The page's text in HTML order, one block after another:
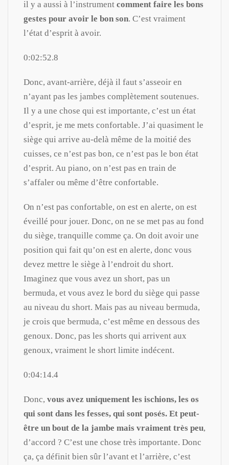
il y a aussi à l’instrument comment faire les bons
gestes pour avoir le bon son. C’est vraiment
l’état d’esprit à avoir.
0:02:52.8
Donc, avant-arrière, déjà il faut s’asseoir en
n’ayant pas les jambes complètement soutenues.
Il y a une chose qui est importante, c’est un état
d’esprit, je me mets confortable. J’ai quasiment le
siège qui arrive au-delà même de la moitié des
cuisses, ce n’est pas bon, ce n’est pas le bon état
d’esprit. Au piano, on n’est pas en train de
s’affaler ou même d’être confortable.
On n’est pas confortable, on est en alerte, on est
éveillé pour jouer. Donc, on ne se met pas au fond
du siège, tranquille comme ça. On doit avoir une
position qui fait qu’on est en alerte, donc vous
devez mettre le siège à l’endroit du short.
Imaginez que vous avez un short, pas un
bermuda, et vous avez le bord du siège qui passe
au niveau du short. Mais pas au niveau bermuda,
je crois que bermuda, c’est même en dessous des
genoux. Donc, pas les shorts qui arrivent aux
genoux, vraiment le short limite indécent.
0:04:14.4
Donc, vous avez uniquement les ischions, les os
qui sont dans les fesses, qui sont posés. Et peut-
être un bout de la jambe mais vraiment très peu,
d’accord ? C’est une chose très importante. Donc
ça, ça définit bien sûr l’avant et l’arrière, c’est